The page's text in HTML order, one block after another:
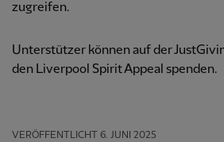
zugreifen.
Unterstützer können auf der
den Liverpool Spirit Appeal spenden.
VERÖFFENTLICHT 6. JUNI 2025